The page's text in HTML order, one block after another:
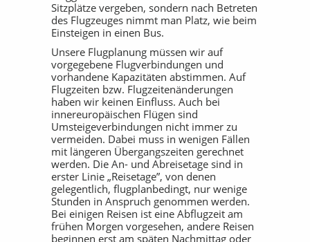
Sitzplätze vergeben, sondern nach Betreten
des Flugzeuges nimmt man Platz, wie beim
Einsteigen in einen Bus.
Unsere Flugplanung müssen wir auf
vorgegebene Flugverbindungen und
vorhandene Kapazitäten abstimmen. Auf
Flugzeiten bzw. Flugzeitenänderungen
haben wir keinen Einfluss. Auch bei
innereuropäischen Flügen sind
Umsteigeverbindungen nicht immer zu
vermeiden. Dabei muss in wenigen Fällen
mit längeren Übergangszeiten gerechnet
werden. Die An- und Abreisetage sind in
erster Linie „Reisetage”, von denen
gelegentlich, flugplanbedingt, nur wenige
Stunden in Anspruch genommen werden.
Bei einigen Reisen ist eine Abflugzeit am
frühen Morgen vorgesehen, andere Reisen
beginnen erst am späten Nachmittag oder